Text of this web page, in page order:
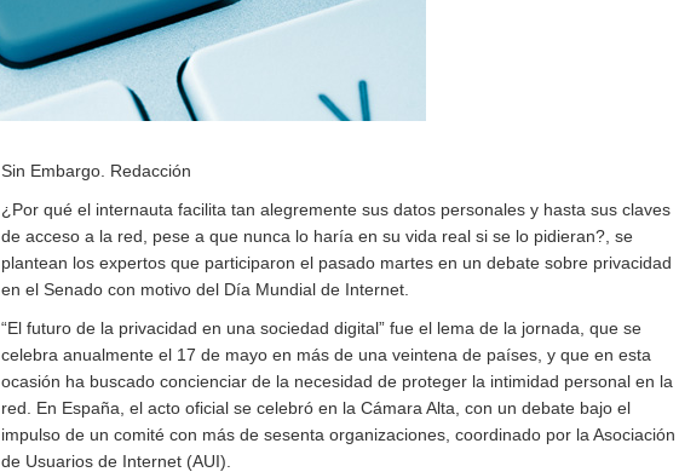
Sin Embargo. Redacción
¿Por qué el internauta facilita tan alegremente sus datos personales y hasta sus claves
de acceso a la red, pese a que nunca lo haría en su vida real si se lo pidieran?, se
plantean los expertos que participaron el pasado martes en un debate sobre privacidad
en el Senado con motivo del Día Mundial de Internet.
“El futuro de la privacidad en una sociedad digital” fue el lema de la jornada, que se
celebra anualmente el 17 de mayo en más de una veintena de países, y que en esta
ocasión ha buscado concienciar de la necesidad de proteger la intimidad personal en la
red. En España, el acto oficial se celebró en la Cámara Alta, con un debate bajo el
impulso de un comité con más de sesenta organizaciones, coordinado por la Asociación
de Usuarios de Internet (AUI).